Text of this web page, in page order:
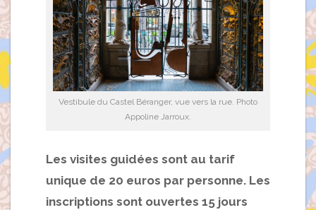
Vestibule du Castel Béranger, vue vers la rue. Photo
Appoline Jarroux.
Les visites guidées sont au tarif
unique de 20 euros par personne. Les
inscriptions sont ouvertes 15 jours